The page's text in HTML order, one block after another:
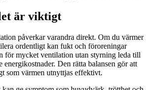
är viktigt
påverkar varandra direkt. Om du värmer
ordentligt kan fukt och föroreningar
för mycket ventilation utan styrning leda till
energikostnader. Den rätta balansen gör att
som värmen utnyttjas effektivt.